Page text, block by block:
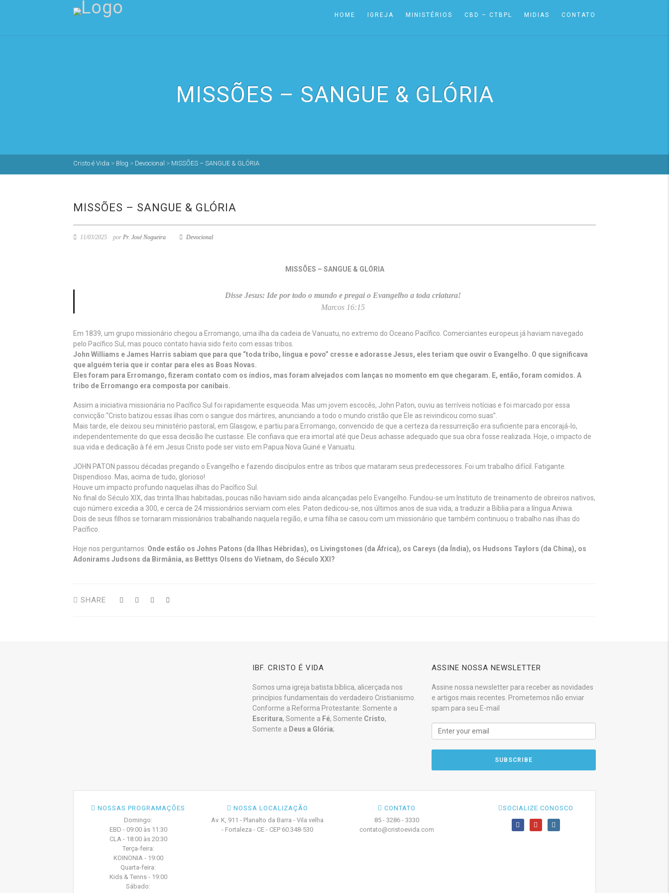
HOME IGREJA MINISTÉRIOS CBD – CTBPL MIDIAS CONTATO
MISSÕES – SANGUE & GLÓRIA
Cristo é Vida > Blog > Devocional > MISSÕES – SANGUE & GLÓRIA
MISSÕES – SANGUE & GLÓRIA
11/03/2025 por Pr. José Nogueira Devocional
MISSÕES – SANGUE & GLÓRIA
Disse Jesus: Ide por todo o mundo e pregai o Evangelho a toda criatura!
Marcos 16:15
Em 1839, um grupo missionário chegou a Erromango, uma ilha da cadeia de Vanuatu, no extremo do Oceano Pacífico. Comerciantes europeus já haviam navegado
pelo Pacífico Sul, mas pouco contato havia sido feito com essas tribos.
John Williams e James Harris sabiam que para que “toda tribo, língua e povo” cresse e adorasse Jesus, eles teriam que ouvir o Evangelho. O que significava
que alguém teria que ir contar para eles as Boas Novas.
Eles foram para Erromango, fizeram contato com os índios, mas foram alvejados com lanças no momento em que chegaram. E, então, foram comidos. A
tribo de Erromango era composta por canibais.
Assim a iniciativa missionária no Pacífico Sul foi rapidamente esquecida. Mas um jovem escocês, John Paton, ouviu as terríveis notícias e foi marcado por essa
convicção:“Cristo batizou essas ilhas com o sangue dos mártires, anunciando a todo o mundo cristão que Ele as reivindicou como suas”.
Mais tarde, ele deixou seu ministério pastoral, em Glasgow, e partiu para Erromango, convencido de que a certeza da ressurreição era suficiente para encorajá-lo,
independentemente do que essa decisão lhe custasse. Ele confiava que era imortal até que Deus achasse adequado que sua obra fosse realizada. Hoje, o impacto de
sua vida e dedicação à fé em Jesus Cristo pode ser visto em Papua Nova Guiné e Vanuatu.
JOHN PATON passou décadas pregando o Evangelho e fazendo discípulos entre as tribos que mataram seus predecessores. Foi um trabalho difícil. Fatigante.
Dispendioso. Mas, acima de tudo, glorioso!
Houve um impacto profundo naquelas ilhas do Pacífico Sul.
No final do Século XIX, das trinta Ilhas habitadas, poucas não haviam sido ainda alcançadas pelo Evangelho. Fundou-se um Instituto de treinamento de obreiros nativos,
cujo número excedia a 300, e cerca de 24 missionários serviam com eles. Paton dedicou-se, nos últimos anos de sua vida, a traduzir a Bíblia para a língua Aniwa.
Dois de seus filhos se tornaram missionários trabalhando naquela região, e uma filha se casou com um missionário que também continuou o trabalho nas ilhas do
Pacífico.
Hoje nos perguntamos: Onde estão os Johns Patons (da Ilhas Hébridas), os Livingstones (da África), os Careys (da Índia), os Hudsons Taylors (da China), os
Adonirams Judsons da Birmânia, as Betttys Olsens do Vietnam, do Século XXI?
SHARE
IBF. CRISTO É VIDA
Somos uma igreja batista bíblica, alicerçada nos
princípios fundamentais do verdadeiro Cristianismo.
Conforme a Reforma Protestante: Somente a
Escritura, Somente a Fé, Somente Cristo,
Somente a Deus a Glória;
ASSINE NOSSA NEWSLETTER
Assine nossa newsletter para receber as novidades
e artigos mais recentes. Prometemos não enviar
spam para seu E-mail
NOSSAS PROGRAMAÇÕES
Domingo:
EBD - 09:00 às 11:30
CLA - 18:00 às 20:30
Terça-feira:
KOINONIA - 19:00
Quarta-feira:
Kids & Tenns - 19:00
Sábado:
NOSSA LOCALIZAÇÃO
Av. K, 911 - Planalto da Barra - Vila velha
- Fortaleza - CE - CEP 60.348-530
CONTATO
85 - 3286 - 3330
contato@cristoevida.com
SOCIALIZE CONOSCO